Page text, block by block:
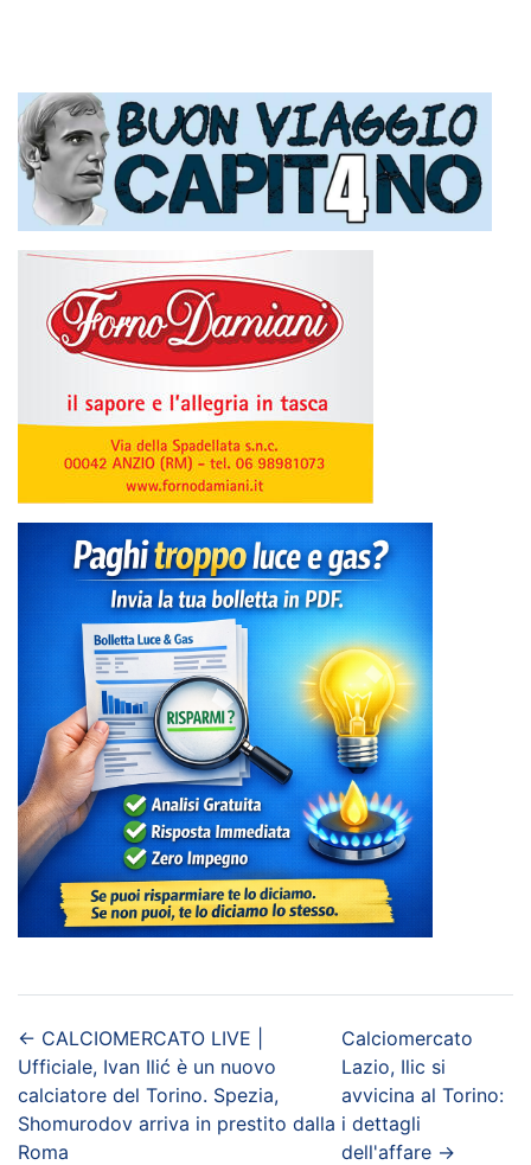
← CALCIOMERCATO LIVE |
Ufficiale, Ivan Ilić è un nuovo
calciatore del Torino. Spezia,
Shomurodov arriva in prestito dalla
Roma
Calciomercato
Lazio, Ilic si
avvicina al Torino:
i dettagli
dell'affare→